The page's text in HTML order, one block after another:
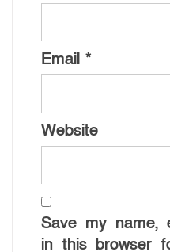
Email *
Website
Save my name,
in this browser